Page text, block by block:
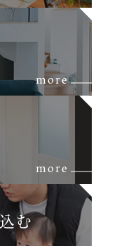
more
more
む